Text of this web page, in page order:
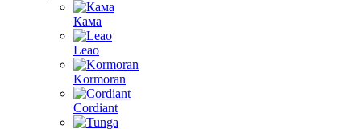
Кама
Leao
Kormoran
Cordiant